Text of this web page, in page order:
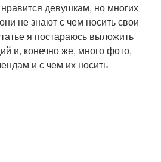
девушкам, но многих
не знают с чем носить свои
я постараюсь выложить
и, конечно же, много фото,
и с чем их носить